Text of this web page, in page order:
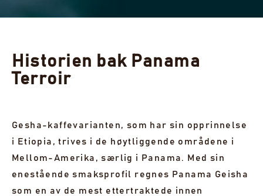
Historien bak Panama
Terroir
Gesha-kaffevarianten, som har sin opprinnelse
i Etiopia, trives i de høytliggende områdene i
Mellom-Amerika, særlig i Panama. Med sin
enestående smaksprofil regnes Panama Geisha
som en av de mest ettertraktede innen